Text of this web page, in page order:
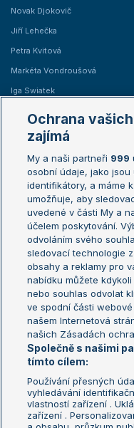
Novak Djokovič
Jiří Lehečka
Petra Kvitová
Markéta Vondroušová
Iga Swiatek
Žebříčky
Žebříček ATP (muži)
Žebříček WTA (ženy)
Sázkařský žebříček
Aktualní trendy
Fotbalové přestupy
Livesport Daily
LS Prague Open
Podmínky užití
GDPR a žurnalistika
Ochrana
zajímá
My a naši partneři 999
osobní údaje, jako
identifikátory, a máme
umožňuje, aby
uvedené v části My a
účelem poskytování.
odvoláním svého
sledovací technologie
obsahy a reklamy pro
nabídku můžete
nebo souhlas odvolat
ve spodní části
našem Internetová
našich Zásadách
Společně s našimi
tímto cílem:
Používání přesných
vyhledávání
vlastností zařízení .
zařízení .